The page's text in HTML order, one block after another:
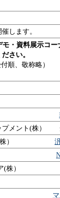
します。
・資料展示コー
さい。
付順、敬称略）
ー 国産
ン（株）
プメント(株）
ェア(株）
ャパン
ウェア(株
ス・テ
ム(株）